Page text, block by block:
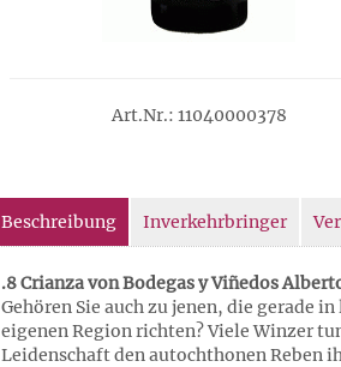
Art.Nr.: 11040000378
Beschreibung Inverkehrbringer
.8 Crianza von Bodegas y Viñedos
Gehören Sie auch zu jenen, die gerade
eigenen Region richten? Viele Winzer
Leidenschaft den autochthonen Reben